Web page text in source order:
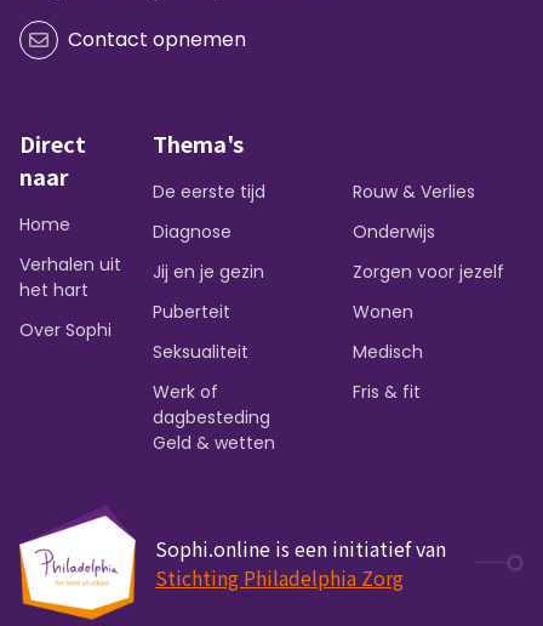
Contact opnemen
Direct
naar
Home
Verhalen uit
het hart
Over Sophi
Thema's
De eerste tijd
Diagnose
Jij en je gezin
Puberteit
Seksualiteit
Werk of
dagbesteding
Rouw & Verlies
Onderwijs
Zorgen voor jezelf
Wonen
Medisch
Fris & fit
Geld & wetten
Sophi.online is een initiatief van
Stichting Philadelphia Zorg